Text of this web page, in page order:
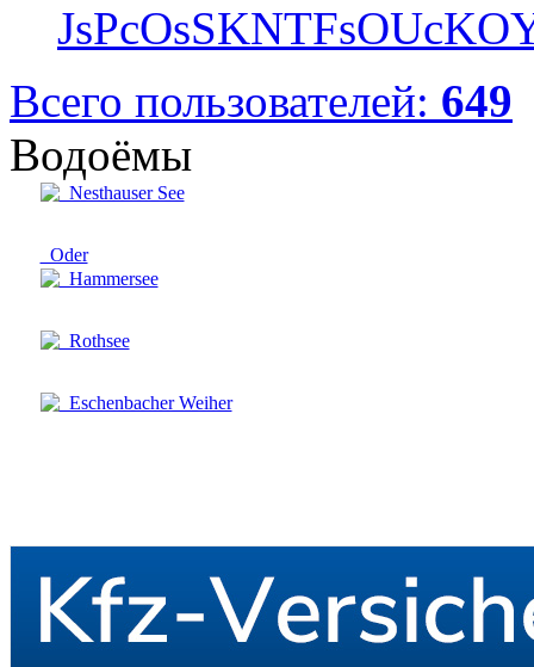
Всего пользователей: 649
Водоёмы
Nesthauser See
Oder
Hammersee
Rothsee
Eschenbacher Weiher